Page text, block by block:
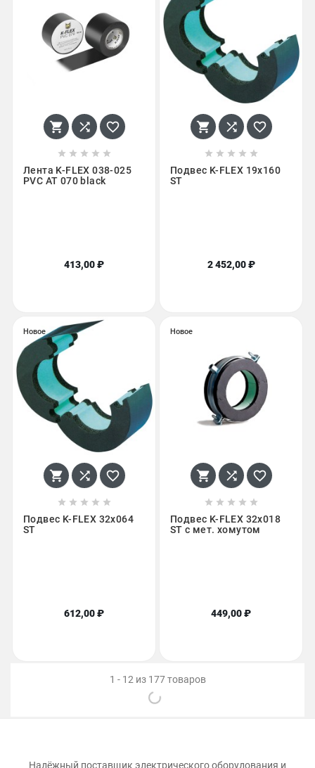
  
    
Лента K-FLEX 038-025
PVC AT 070 black
413,00 ₽
  
    
Подвес K-FLEX 19x160
ST
2 452,00 ₽
Новое
  
    
Подвес K-FLEX 32x064
ST
612,00 ₽
Новое
  
    
Подвес K-FLEX 32x018
ST с мет. хомутом
449,00 ₽
1 - 12 из 177 товаров
Надёжный поставщик электрического оборудования и